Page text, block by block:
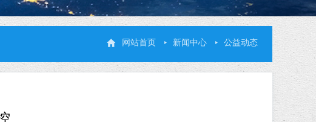
网站首页 新闻中心 公益动态